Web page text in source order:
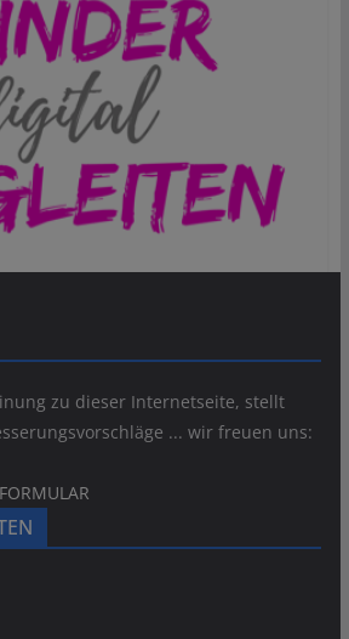
zu dieser Internetseite, stellt
... wir freuen uns: